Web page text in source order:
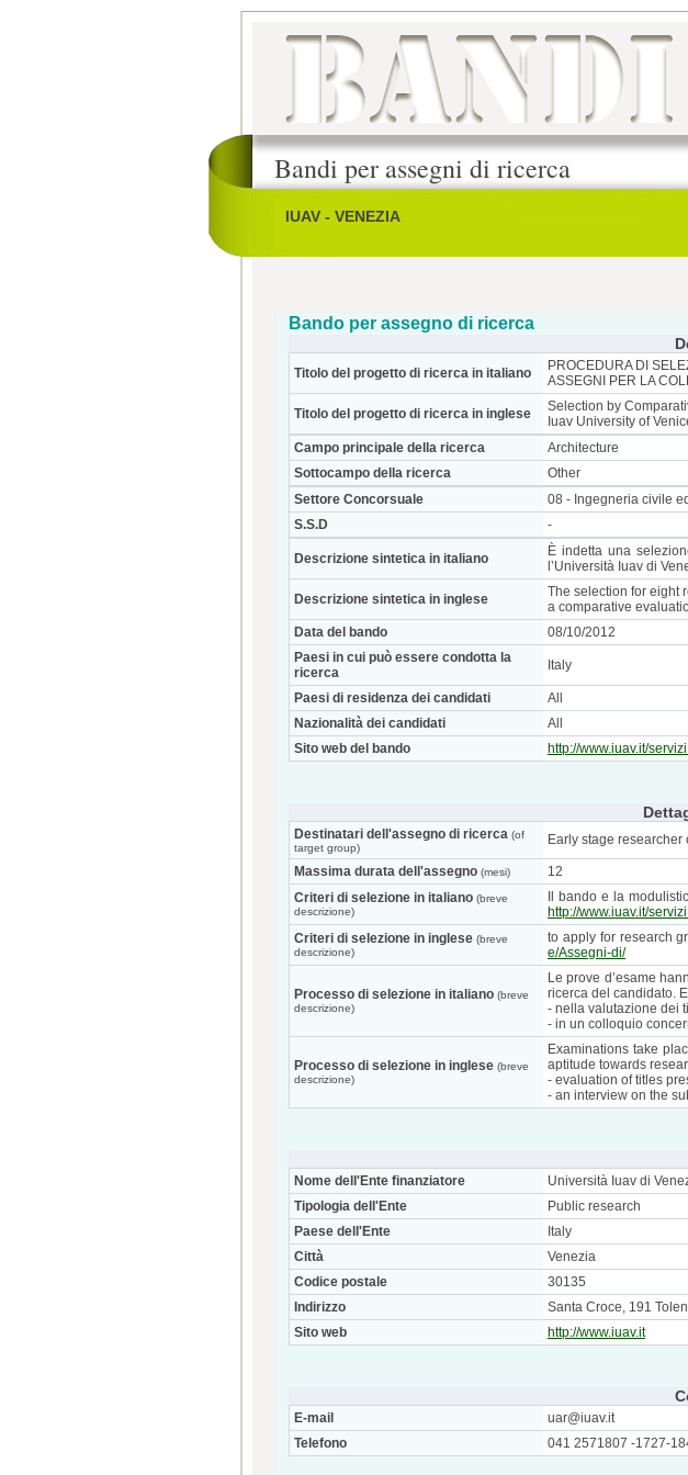
Bandi per assegni di ricerca
IUAV - VENEZIA
Bando per assegno di ricerca
Titolo del progetto di ricerca in italiano
PROCEDURA DI
ASSEGNI PER LA
Titolo del progetto di ricerca in inglese
Selection by
Iuav University of
Campo principale della ricerca
Architecture
Sottocampo della ricerca
Other
Settore Concorsuale
08 - Ingegneria civile
S.S.D
-
Descrizione sintetica in italiano
È indetta una
l’Università Iuav di
Descrizione sintetica in inglese
The selection for eight
a comparative
Data del bando
08/10/2012
Paesi in cui può essere condotta la
ricerca
Italy
Paesi di residenza dei candidati
All
Nazionalità dei candidati
All
Sito web del bando
http://www.iuav.it/
Destinatari dell'assegno di ricerca (of
target group)
Early stage
Massima durata dell'assegno (mesi)
12
Criteri di selezione in italiano (breve
descrizione)
Il bando e la
http://www.iuav.it/
Criteri di selezione in inglese (breve
descrizione)
to apply for research
e/Assegni-di/
Processo di selezione in italiano (breve
descrizione)
Le prove d’esame
ricerca del candidato.
- nella valutazione dei
- in un colloquio
Processo di selezione in inglese (breve
descrizione)
Examinations take
aptitude towards
- evaluation of titles
- an interview on the
Nome dell'Ente finanziatore
Università Iuav di
Tipologia dell'Ente
Public research
Paese dell'Ente
Italy
Città
Venezia
Codice postale
30135
Indirizzo
Santa Croce, 191
Sito web
http://www.iuav.it
E-mail
uar@iuav.it
Telefono
041 2571807 -1727-